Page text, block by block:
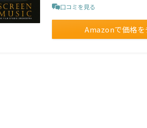
口コミを見る
Amazonで価格を